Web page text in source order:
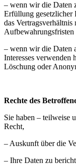
– wenn wir die Daten
Erfüllung gesetzlicher
das Vertragsverhältnis
Aufbewahrungsfristen
– wenn wir die Daten
Interesses verwenden
Löschung oder
Rechte des
Sie haben – teilweise
Recht,
– Auskunft über die
– Ihre Daten zu